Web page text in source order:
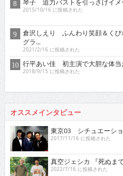
琴子 迫力バストを引っさげイメ
2015/10/16 に投稿された
倉沢しえり ふんわり笑顔＆くび
グラ...
2021/2/16 に投稿された
行平あい佳 初主演で大胆な体
2018/9/15 に投稿された
オススメインタビュー
東京03 シチュエーシ
2017/11/16 に投稿された
真空ジェシカ 『死ぬま
2022/7/16 に投稿された